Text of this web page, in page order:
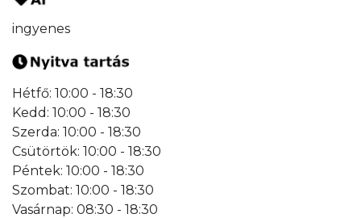
ingyenes
Hétfő: 10:00 - 18:30
Kedd: 10:00 - 18:30
Szerda: 10:00 - 18:30
Csütörtök: 10:00 - 18:30
Péntek: 10:00 - 18:30
Szombat: 10:00 - 18:30
Vasárnap: 08:30 - 18:30